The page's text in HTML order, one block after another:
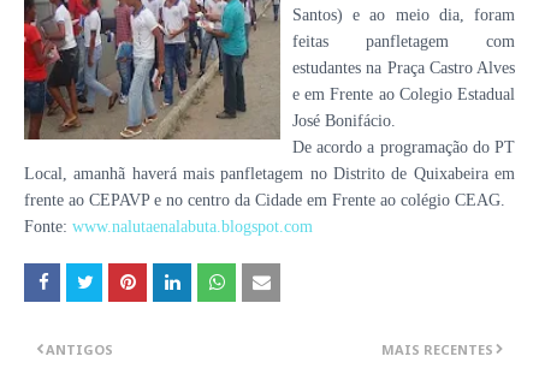
Santos) e ao meio dia, foram
feitas panfletagem com
estudantes na Praça Castro Alves
e em Frente ao Colegio Estadual
José Bonifácio.
De acordo a programação do PT
Local, amanhã haverá mais panfletagem no Distrito de Quixabeira em
frente ao CEPAVP e no centro da Cidade em Frente ao colégio CEAG.
Fonte: www.nalutaenalabuta.blogspot.com
MAIS RECENTES
ANTIGOS